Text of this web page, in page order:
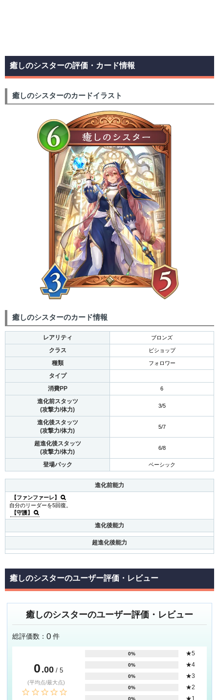
癒しのシスターの評価・カード情報
癒しのシスターのカードイラスト
癒しのシスターのカード情報
レアリティ ブロンズ
クラス ビショップ
種類 フォロワー
タイプ
消費PP
6
進化前スタッツ
(攻撃力/体力)
3/5
進化後スタッツ
(攻撃力/体力)
5/7
超進化後スタッツ
(攻撃力/体力)
6/8
登場パック ベーシック
進化前能力
【ファンファーレ】
自分のリーダーを5回復。
【守護】
進化後能力
超進化後能力
癒しのシスターのユーザー評価・レビュー
癒しのシスターのユーザー評価・レビュー
総評価数： 0 件
0 .00/ 5
(平均点/最大点)
0% ★5
0% ★4
0% ★3
0% ★2
0% ★1